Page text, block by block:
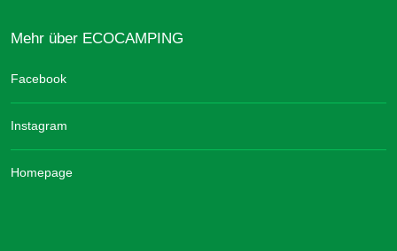
Mehr über ECOCAMPING
Facebook
Instagram
Homepage